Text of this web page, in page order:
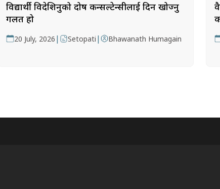
विद्यार्थी विदेशिनुको दोष कन्सल्टेन्सीलाई दिन खोज्नु
गलत हो
20 July, 2026 | Setopati | Bhawanath Humagain